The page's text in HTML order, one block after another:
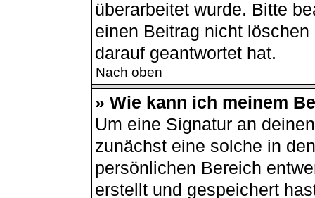
überarbeitet wurde. Bitte
einen Beitrag nicht
darauf geantwortet hat.
Nach oben
» Wie kann ich meinem
Um eine Signatur an
zunächst eine solche in
persönlichen Bereich
erstellt und gespeichert